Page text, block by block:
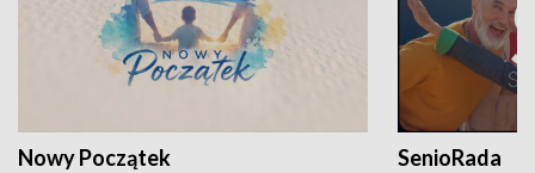
Nowy Początek SenioRada